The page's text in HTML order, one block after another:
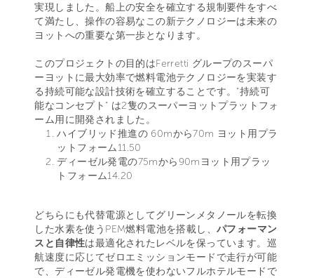
実現しました。船上の安全を確立する規制要件をすべ
て満たし、操作の容易なこの新テクノロジーは未来の
ヨットへの重要な第一歩となります。
このプロジェクトの目的はFerretti グループのスーパ
ーヨットに最大効率で燃料電池テクノロジーを実装す
る持続可能な設計技術を確立することです。“持続可
能なコンセプト” は2隻のスーパーヨットプラットフォ
ーム用に開発されました。
ハイブリッド推進の 60mから70m ヨット用プラ
ットフォーム11.50
ディーゼル発電の75mから90mヨット用プラッ
トフォーム14.20
どちらにも代替電源としてグリーンメタノールを転換
した水素を使うPEM燃料電池を搭載し、 パフォーマン
スと自律性は最適化されたレベルを保っています。巡
航速度に応じてゼロエミッションモードで走行が可能
で、ディーゼル発電機を使わないフルホテルモードで